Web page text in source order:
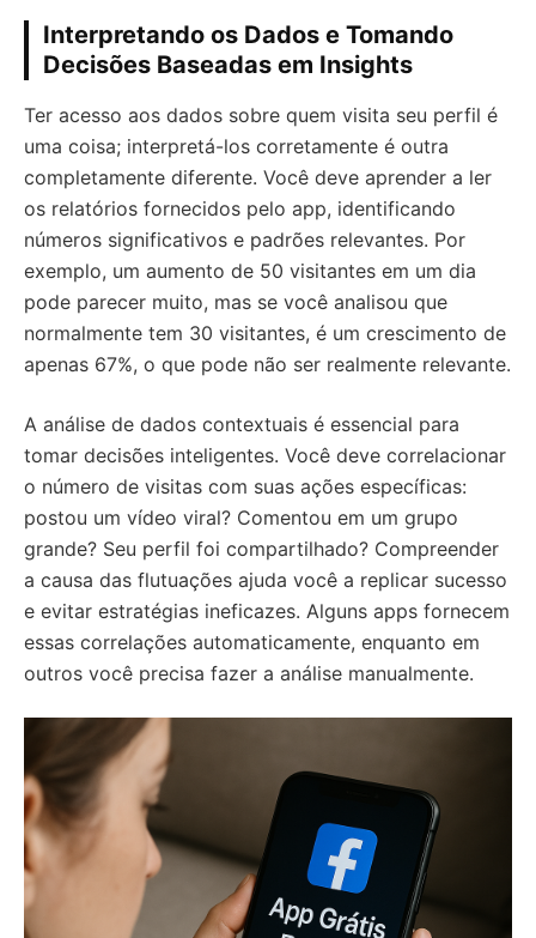
Interpretando os Dados e Tomando
Decisões Baseadas em Insights
Ter acesso aos dados sobre quem visita seu perfil é
uma coisa; interpretá-los corretamente é outra
completamente diferente. Você deve aprender a ler
os relatórios fornecidos pelo app, identificando
números significativos e padrões relevantes. Por
exemplo, um aumento de 50 visitantes em um dia
pode parecer muito, mas se você analisou que
normalmente tem 30 visitantes, é um crescimento de
apenas 67%, o que pode não ser realmente relevante.
A análise de dados contextuais é essencial para
tomar decisões inteligentes. Você deve correlacionar
o número de visitas com suas ações específicas:
postou um vídeo viral? Comentou em um grupo
grande? Seu perfil foi compartilhado? Compreender
a causa das flutuações ajuda você a replicar sucesso
e evitar estratégias ineficazes. Alguns apps fornecem
essas correlações automaticamente, enquanto em
outros você precisa fazer a análise manualmente.